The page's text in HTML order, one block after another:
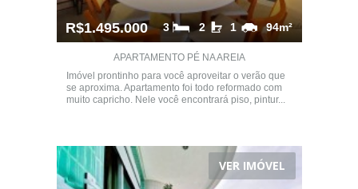
R$1.495.000 94m²
1
2
3
APARTAMENTO PÉ NA AREIA
Imóvel prontinho para você aproveitar o verão que
se aproxima. Apartamento foi todo reformado com
muito capricho. Nele você encontrará piso, pintur...
VER IMÓVEL